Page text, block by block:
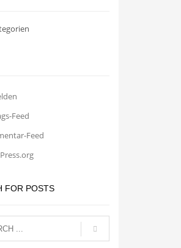
Feed
Feed
FOR POSTS